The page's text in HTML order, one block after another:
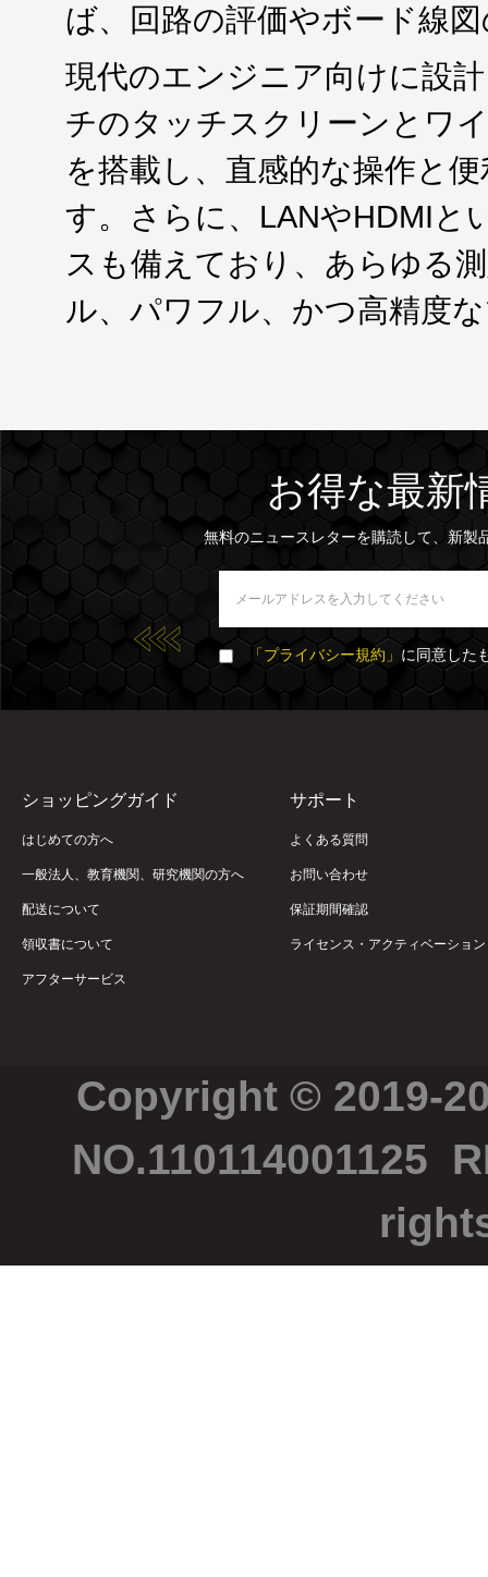
ば、回路の評価やボード線
現代のエンジニア向けに設
チのタッチスクリーンとワ
を搭載し、直感的な操作と
す。さらに、LANやHDMIと
スも備えており、あらゆる
ル、パワフル、かつ高精度
お得な最新
無料のニュースレターを購読して、新製
「プライバシー規約」 に同意した
ショッピングガイド
はじめての方へ
一般法人、教育機関、研究機関の方へ
配送について
領収書について
アフターサービス
サポート
よくある質問
お問い合わせ
保証期間確認
ライセンス・アクティベーション
Copyright © 2019-
NO.110114001125